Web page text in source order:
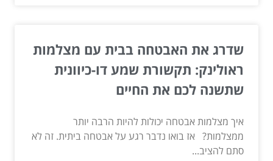
שדרג את האבטחה בבית עם מצלמות
ראולינק: תקשורת שמע דו-כיוונית
שתשנה לכם את החיים
איך מצלמות אבטחה יכולות להיות הרבה יותר
ממצלמות? אז בואו נדבר רגע על אבטחה ביתית. זה לא
סתם להציב...